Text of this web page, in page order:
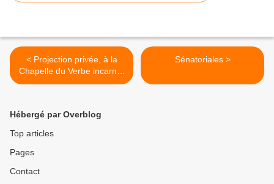
< Projection privée, à la
Chapelle du Verbe incarné,
en Avignon
Sénatoriales >
Hébergé par Overblog
Top articles
Pages
Contact